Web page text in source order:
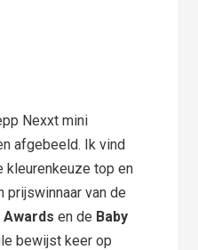
Nexxt mini
afgebeeld. Ik vind
kleurenkeuze top en
prijswinnaar van de
Awards en de Baby
bewijst keer op